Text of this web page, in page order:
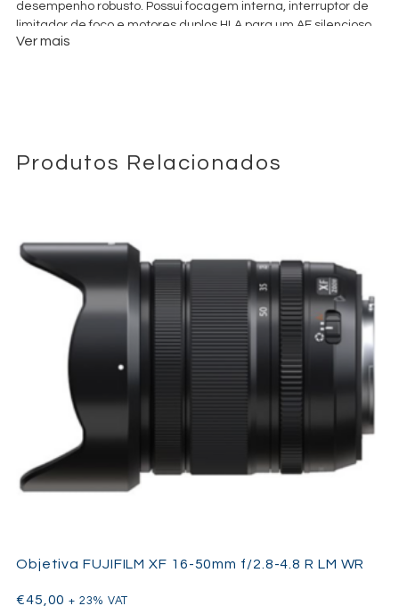
desempenho robusto. Possui focagem interna, interruptor de
limitador de foco e motores duplos HLA para um AF silencioso,
rápido e fiável. Inclui anel de tripé e sapata compatível com
Ver mais
Produtos Relacionados
Objetiva FUJIFILM XF 16-50mm f/2.8-4.8 R LM WR
€45,00 + 23% VAT